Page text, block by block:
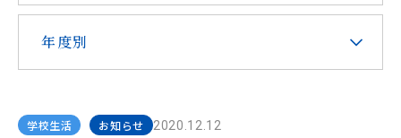
お問い合わせ アクセス
年度別
学校生活 お知らせ 2020.12.12